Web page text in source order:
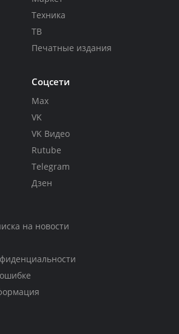
Техника
ТВ
Печатные издания
Соцсети
Max
VK
VK Видео
Rutube
Telegram
Дзен
на новости